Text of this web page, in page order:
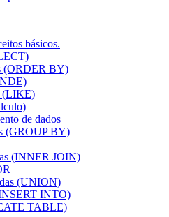
básicos.
(ORDER BY)
(LIKE)
de dados
(GROUP BY)
(INNER JOIN)
(UNION)
INTO)
TABLE)